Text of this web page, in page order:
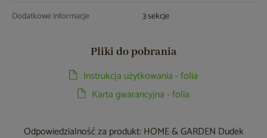
Dodatkowe informacje 3 sekcje
Pliki do pobrania
Instrukcja użytkowania - folia
Karta gwarancyjna - folia
Odpowiedzialność za produkt: HOME & GARDEN Dudek